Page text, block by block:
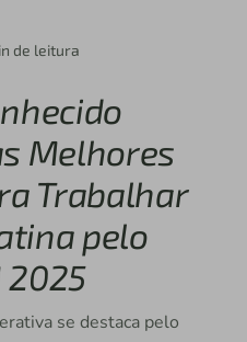
de leitura
Melhores
Trabalhar
pelo
2025
se destaca pelo